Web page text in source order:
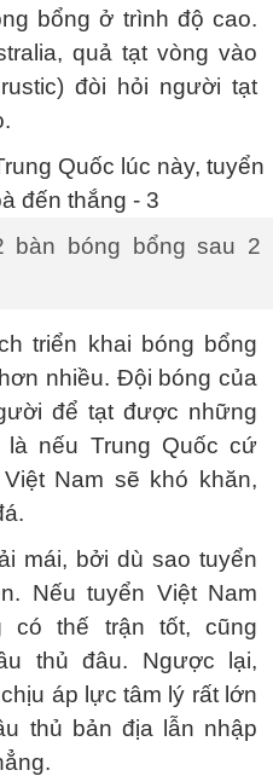
bổng ở trình độ cao.
quả tạt vòng vào
đòi hỏi người tạt
bàn bóng bổng sau 2
triển khai bóng bổng
nhiều. Đội bóng của
để tạt được những
là nếu Trung Quốc cứ
Nam sẽ khó khăn,
mái, bởi dù sao tuyển
Nếu tuyển Việt Nam
có thế trận tốt, cũng
thủ đâu. Ngược lại,
áp lực tâm lý rất lớn
thủ bản địa lẫn nhập